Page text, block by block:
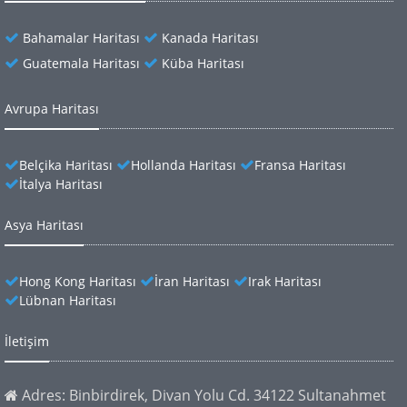
Bahamalar Haritası
Kanada Haritası
Guatemala Haritası
Küba Haritası
Avrupa Haritası
Belçika Haritası Hollanda Haritası
Fransa Haritası
İtalya Haritası
Asya Haritası
Hong Kong Haritası İran Haritası
Irak Haritası
Lübnan Haritası
İletişim
Adres: Binbirdirek, Divan Yolu Cd. 34122 Sultanahmet